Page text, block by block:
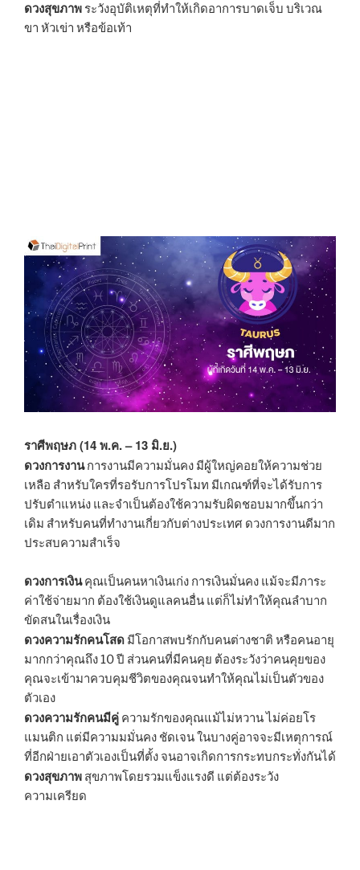
ดวงสุขภาพ ระวังอุบัติเหตุที่ทำให้เกิดอาการบาดเจ็บ บริเวณ
ขา หัวเข่า หรือข้อเท้า
ราศีพฤษภ (14 พ.ค. – 13 มิ.ย.)
ดวงการงานการงานมีความมั่นคง มีผู้ใหญ่คอยให้ความช่วย
เหลือ สำหรับใครที่รอรับการโปรโมท มีเกณฑ์ที่จะได้รับการ
ปรับตำแหน่ง และจำเป็นต้องใช้ความรับผิดชอบมากขึ้นกว่า
เดิม สำหรับคนที่ทำงานเกี่ยวกับต่างประเทศ ดวงการงานดีมาก
ประสบความสำเร็จ
ดวงการเงินคุณเป็นคนหาเงินเก่ง การเงินมั่นคง แม้จะมีภาระ
ค่าใช้จ่ายมาก ต้องใช้เงินดูแลคนอื่น แต่ก็ไม่ทำให้คุณลำบาก
ขัดสนในเรื่องเงิน
ดวงความรักคนโสด มีโอกาสพบรักกับคนต่างชาติ หรือคนอายุ
มากกว่าคุณถึง 10 ปี ส่วนคนที่มีคนคุย ต้องระวังว่าคนคุยของ
คุณจะเข้ามาควบคุมชีวิตของคุณจนทำให้คุณไม่เป็นตัวของ
ตัวเอง
ดวงความรักคนมีคู่ ความรักของคุณแม้ไม่หวาน ไม่ค่อยโร
แมนติก แต่มีความมมั่นคง ชัดเจน ในบางคู่อาจจะมีเหตุการณ์
ที่อีกฝ่ายเอาตัวเองเป็นที่ตั้ง จนอาจเกิดการกระทบกระทั่งกันได้
ดวงสุขภาพ สุขภาพโดยรวมแข็งแรงดี แต่ต้องระวัง
ความเครียด